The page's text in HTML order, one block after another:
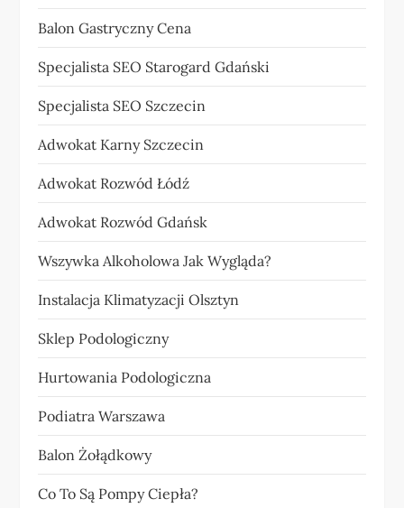
Balon Gastryczny Cena
Specjalista SEO Starogard Gdański
Specjalista SEO Szczecin
Adwokat Karny Szczecin
Adwokat Rozwód Łódź
Adwokat Rozwód Gdańsk
Wszywka Alkoholowa Jak Wygląda?
Instalacja Klimatyzacji Olsztyn
Sklep Podologiczny
Hurtowania Podologiczna
Podiatra Warszawa
Balon Żołądkowy
Co To Są Pompy Ciepła?